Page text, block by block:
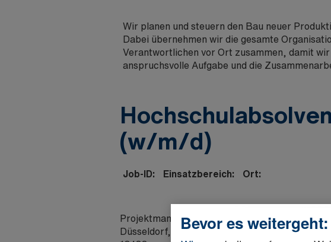
Wir planen und steuern den Bau neuer
Dabei übernehmen wir die gesamte
Verantwortlichen vor Ort zusammen, damit
anspruchsvolle Aufgabe und die
(w/m/d)
Job-ID: Einsatzbereich: Ort:
Projektmanagement
Düsseldorf, DE, 40472
Bevor es